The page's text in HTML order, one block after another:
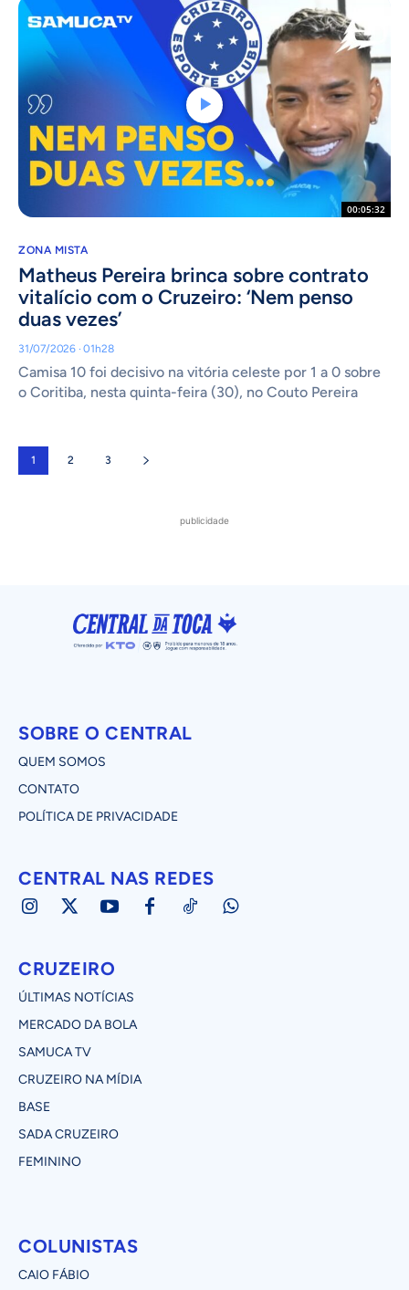
00:05:32
ZONA MISTA
Matheus Pereira brinca sobre contrato
vitalício com o Cruzeiro: ‘Nem penso
duas vezes’
31/07/2026 · 01h28
Camisa 10 foi decisivo na vitória celeste por 1 a 0 sobre
o Coritiba, nesta quinta-feira (30), no Couto Pereira
1 2 3
publicidade
SOBRE O CENTRAL
QUEM SOMOS
CONTATO
POLÍTICA DE PRIVACIDADE
CENTRAL NAS REDES
CRUZEIRO
ÚLTIMAS NOTÍCIAS
MERCADO DA BOLA
SAMUCA TV
CRUZEIRO NA MÍDIA
BASE
SADA CRUZEIRO
FEMININO
COLUNISTAS
CAIO FÁBIO